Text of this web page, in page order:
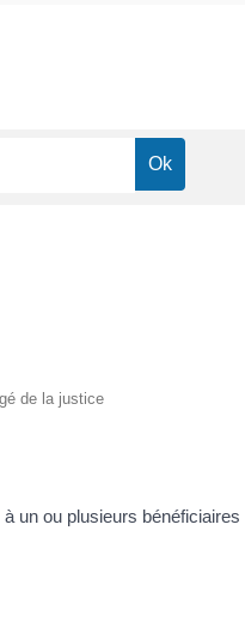
de la justice
à un ou plusieurs bénéficiaires